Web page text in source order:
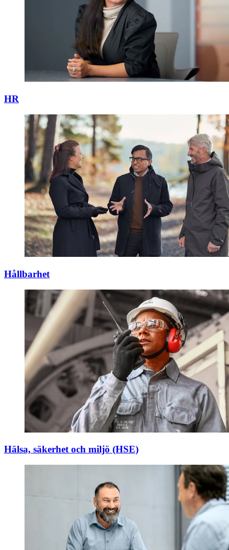
HR
Hållbarhet
Hälsa, säkerhet och miljö (HSE)